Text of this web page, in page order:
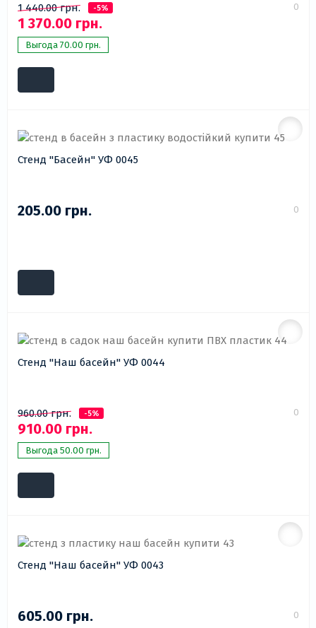
1 440.00 грн. -5%
1 370.00 грн.
Выгода 70.00 грн.
0
Стенд "Басейн" УФ 0045
205.00 грн. 0
Стенд "Наш басейн" УФ 0044
960.00 грн. -5%
910.00 грн.
Выгода 50.00 грн.
0
Стенд "Наш басейн" УФ 0043
605.00 грн. 0